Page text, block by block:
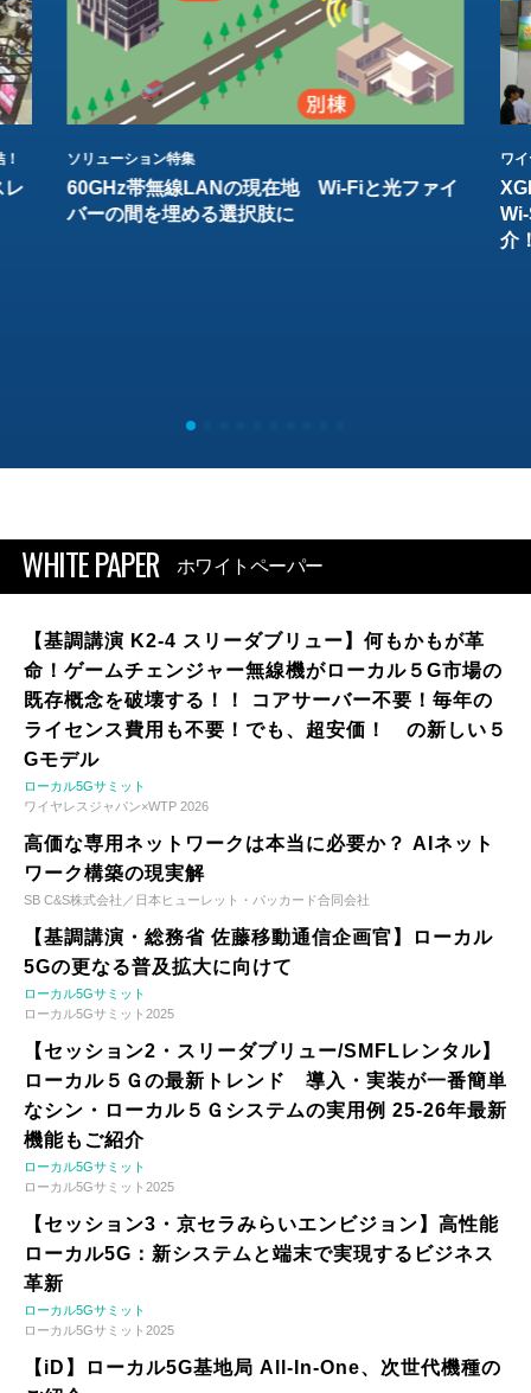
レ
ソリューション特集
60GHz帯無線LANの現在地 Wi-Fiと光ファイ
バーの間を埋める選択肢に
ワ
介
WHITE PAPER ホワイトペーパー
【基調講演 K2-4 スリーダブリュー】何もかもが革
命！ゲームチェンジャー無線機がローカル５G市場の
既存概念を破壊する！！ コアサーバー不要！毎年の
ライセンス費用も不要！でも、超安価！ の新しい５
Gモデル
ローカル5Gサミット
ワイヤレスジャパン×WTP 2026
高価な専用ネットワークは本当に必要か？ AIネット
ワーク構築の現実解
SB C&S株式会社／日本ヒューレット・パッカード合同会社
【基調講演・総務省 佐藤移動通信企画官】ローカル
5Gの更なる普及拡大に向けて
ローカル5Gサミット
ローカル5Gサミット2025
【セッション2・スリーダブリュー/SMFLレンタル】
ローカル５Ｇの最新トレンド 導入・実装が一番簡単
なシン・ローカル５Ｇシステムの実用例 25-26年最新
機能もご紹介
ローカル5Gサミット
ローカル5Gサミット2025
【セッション3・京セラみらいエンビジョン】高性能
ローカル5G：新システムと端末で実現するビジネス
革新
ローカル5Gサミット
ローカル5Gサミット2025
【iD】ローカル5G基地局 All-In-One、次世代機種の